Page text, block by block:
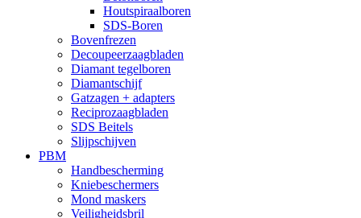
Houtspiraalboren
SDS-Boren
Bovenfrezen
Decoupeerzaagbladen
Diamant tegelboren
Diamantschijf
Gatzagen + adapters
Reciprozaagbladen
SDS Beitels
Slijpschijven
PBM
Handbescherming
Kniebeschermers
Mond maskers
Veiligheidsbril